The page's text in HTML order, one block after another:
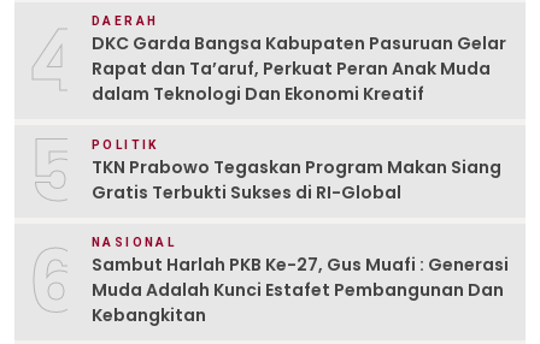
4 DAERAH
DKC Garda Bangsa Kabupaten Pasuruan Gelar
Rapat dan Ta’aruf, Perkuat Peran Anak Muda
dalam Teknologi Dan Ekonomi Kreatif
5 POLITIK
TKN Prabowo Tegaskan Program Makan Siang
Gratis Terbukti Sukses di RI-Global
6 NASIONAL
Sambut Harlah PKB Ke-27, Gus Muafi : Generasi
Muda Adalah Kunci Estafet Pembangunan Dan
Kebangkitan